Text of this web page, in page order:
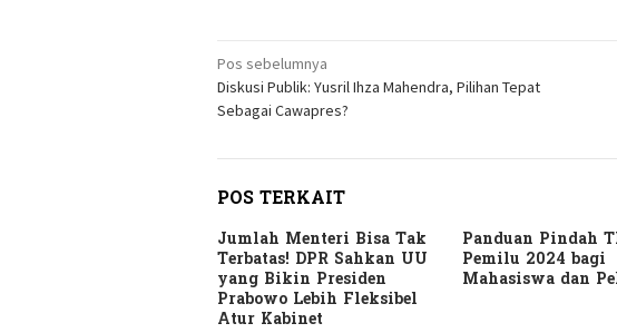
Navigasi
pos
Pos sebelumnya
Diskusi Publik: Yusril Ihza Mahendra, Pilihan Tepat
Sebagai Cawapres?
POS TERKAIT
Jumlah Menteri Bisa Tak
Terbatas! DPR Sahkan UU
yang Bikin Presiden
Prabowo Lebih Fleksibel
Atur Kabinet
Panduan Pindah
Pemilu 2024 bagi
Mahasiswa dan